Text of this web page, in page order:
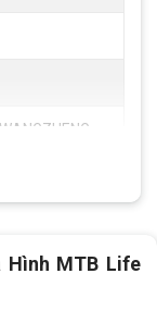
,
lớp, cao 2cm
MTB Life